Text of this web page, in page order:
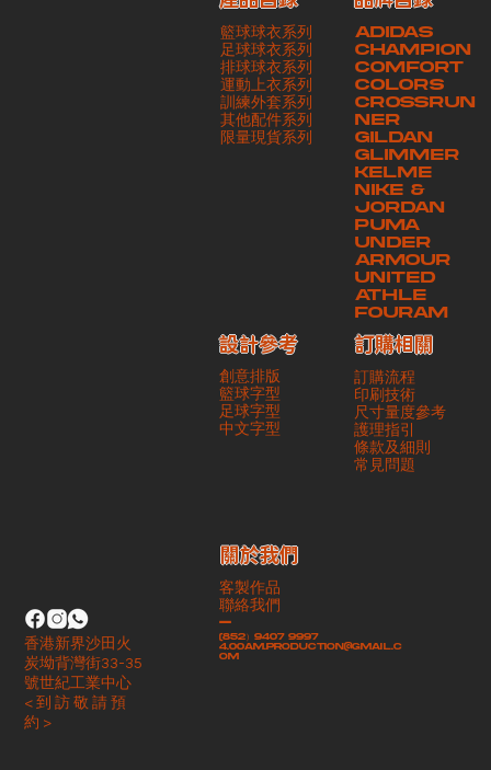
啟動貨品製作 4 / 商品印製 訂金核實後，4AM 團隊將隨即開始製作 5
/ 貨品提取 商品製作完成後，4AM 團隊將聯絡貴客安排貨款餘額及提取
貨品。貴客可選擇最適合的付款方式以及取貨安排
記錄可透過電郵 或 WhatsApp平台（ 請註明訂單編號 ）交予4AM 團
隊核實有關款項 - 任何轉帳或換匯交易手續費等額外費用，一概不歸屬
本公司之責任 - 貴客請於收獲本公司正式訂購單據後 3 個工作天內安排
付款。如未能按期繳付所需款項，貴客須緻交因逾期所衍生之額外行政費
服務｜運費由貴客現金支付司機｜ ・ 順豐速運 ｜貨件運送需要多於2－
3個工作天｜到付｜​ - 貴客請於貨品可取日起之 10 個工作天內安排提取
貨品，如逾期未取，本公司將不予保存相關貨品。有關貨款訂金將不予歸
還，貴客仍須負責貨款餘額 - 貴客請於收貨時小心核對貨品數量及檢查
貨品品質 - 基於 S.F. Express / GoGoVan 等託運商為第三方服務，
本公司將保證貨品安全到達第三方手中。如第三方在運送過程中引致任何
有關貨品之遺失、損毀、誤投或運送延誤，本公司一律不負責
籃球球衣系列
足球球衣系列
排球球衣系列
運動上衣系列
訓練外套系列
其他配件系列
​限量現貨系列
ADIDAS
CHAMPION
COMFORT
COLORS
CROSSRUN
NER
GILDAN
GLIMMER
KELME
NIKE &
JORDAN
PUMA
UNDER
ARMOUR
UNITED
ATHLE
FOURAM
創意排版
籃球字型
足球字型
​中文字型
設計參考
訂購流程
印刷技術
尺寸量度參考
護理指引
條款及細則
​常見問題
訂購相關
客製作品
聯絡我們
-
(852）9407 9997
4.00am.production@gmail.c
om
​關於我們
香港新界沙田火
炭坳背灣街33-35
號世紀工業中心
< 到 訪 敬 請 預
約 >